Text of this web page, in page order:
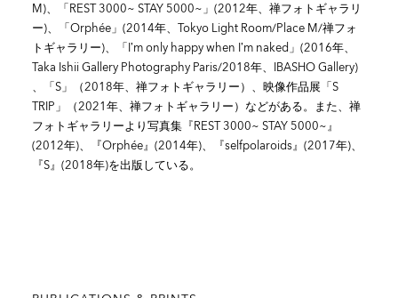
M)、「REST 3000~ STAY 5000~」(2012年、禅フォトギャラリ
ー)、「Orphée」(2014年、Tokyo Light Room/Place M/禅フォ
トギャラリー)、「I’m only happy when I’m naked」(2016年、
Taka Ishii Gallery Photography Paris/2018年、IBASHO Gallery)
、「S」（2018年、禅フォトギャラリー）、映像作品展「S
TRIP」（2021年、禅フォトギャラリー）などがある。また、禅
フォトギャラリーより写真集『REST 3000~ STAY 5000~』
(2012年)、『Orphée』(2014年)、『selfpolaroids』(2017年)、
『S』(2018年)を出版している。